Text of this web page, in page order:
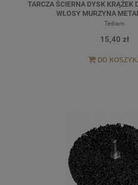
TARCZA ŚCIERNA DYSK KRĄŻEK
WŁOSY MURZYNA
Tediam
15,40 zł
DO